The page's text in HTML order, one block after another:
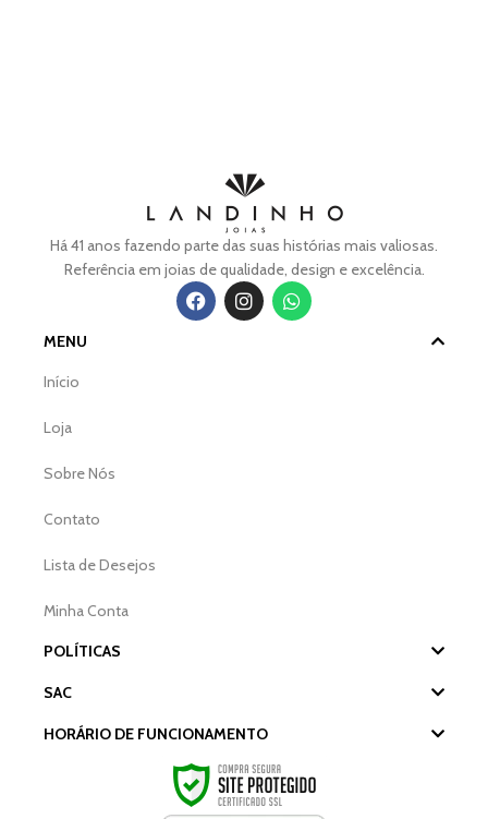
Há 41 anos fazendo parte das suas histórias mais valiosas.
Referência em joias de qualidade, design e excelência.
MENU
Início
Loja
Sobre Nós
Contato
Lista de Desejos
Minha Conta
POLÍTICAS
SAC
HORÁRIO DE FUNCIONAMENTO